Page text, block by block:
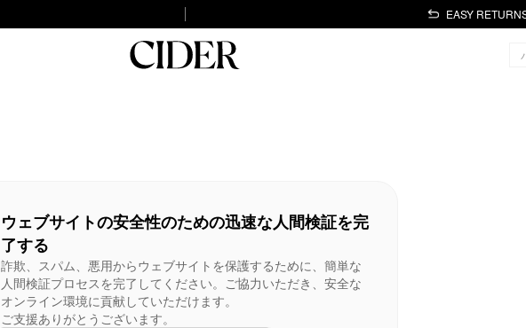
EASY
ウェブサイトの安全性のための迅速な人間検証を完
了する
詐欺、スパム、悪用からウェブサイトを保護するために、簡単な
人間検証プロセスを完了してください。ご協力いただき、安全な
オンライン環境に貢献していただけます。
ご支援ありがとうございます。